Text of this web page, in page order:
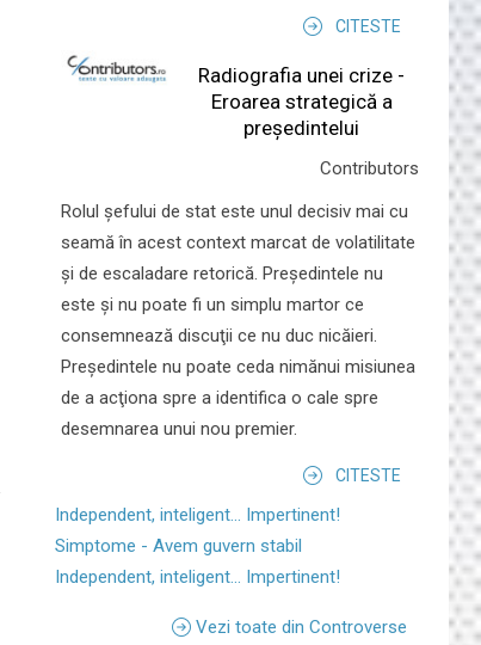
CITESTE
Radiografia unei crize -
Eroarea strategică a
președintelui
Contributors
Rolul şefului de stat este unul decisiv mai cu
seamă în acest context marcat de volatilitate
şi de escaladare retorică. Preşedintele nu
este şi nu poate fi un simplu martor ce
consemnează discuţii ce nu duc nicăieri.
Preşedintele nu poate ceda nimănui misiunea
de a acţiona spre a identifica o cale spre
desemnarea unui nou premier.
CITESTE
Independent, inteligent... Impertinent!
Simptome - Avem guvern stabil
Independent, inteligent... Impertinent!
Vezi toate din Controverse